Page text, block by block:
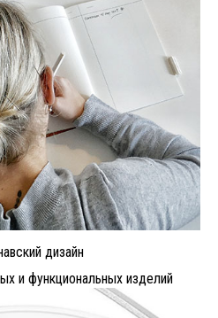
дизайн
и функциональных изделий